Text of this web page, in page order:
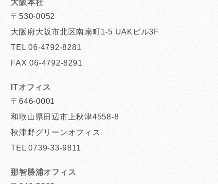
大阪本社
〒530-0052
大阪府大阪市北区南扇町1-5 UAKビル3F
TEL 06-4792-8281
FAX 06-4792-8291
ITオフィス
〒646-0001
和歌山県田辺市上秋津4558-8
秋津野グリーンオフィス
TEL 0739-33-9811
那智勝浦オフィス